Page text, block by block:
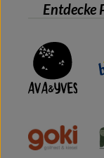
Entdecke